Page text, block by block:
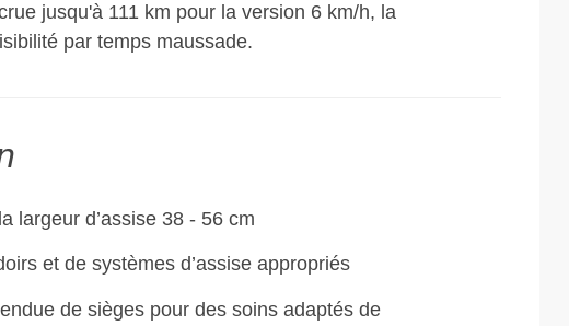
jusqu'à 111 km pour la version 6 km/h, la
par temps maussade.
largeur d’assise 38 - 56 cm
et de systèmes d’assise appropriés
de sièges pour des soins adaptés de